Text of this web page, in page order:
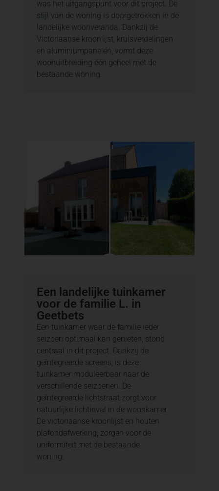
was het uitgangspunt voor dit project. De
stijl van de woning is doorgetrokken in de
landelijke woonveranda. Dankzij de
Victoriaanse kroonlijst, kruisverdelingen
en aluminiumpanelen, vormt deze
woonuitbreiding één geheel met de
bestaande woning.
Een landelijke tuinkamer
voor de familie L. in
Geetbets
Een tuinkamer waar de familie ieder
seizoen optimaal kan genieten, stond
centraal in dit project. Dankzij de
geïntegreerde screens, is deze
tuinkamer moduleerbaar naar de
verschillende seizoenen. De
geïntegreerde lichtstraat zorgt voor
natuurlijke lichtinval in de woonkamer.
De victoriaanse kroonlijst en houten
plafondafwerking, zorgen voor de
uniformiteit met de bestaande
woning.